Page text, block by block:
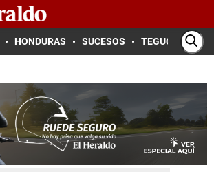
HONDURAS SUCESOS TEGUCIGALPA